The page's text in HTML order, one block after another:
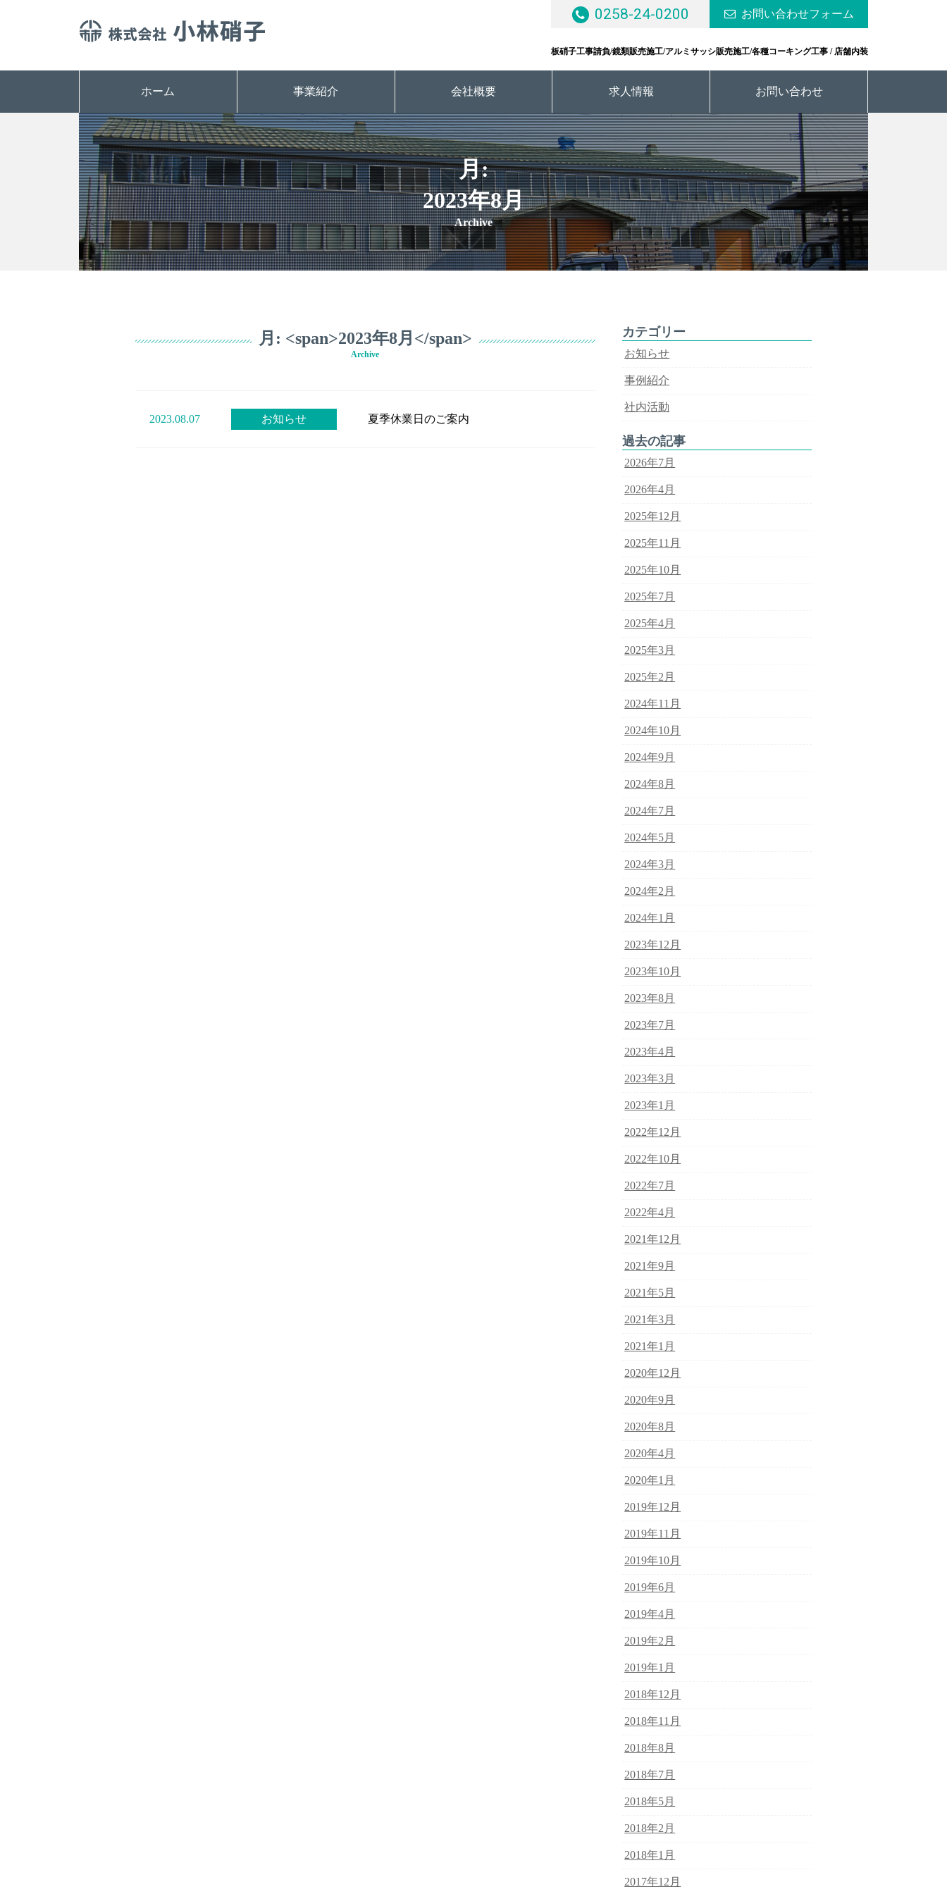
0258-24-0200 お問い合わせフォーム
板硝子工事請負/鏡類販売施工/アルミサッシ販売施工/各種コーキング工事 / 店舗内装
ホーム 事業紹介 会社概要 求人情報 お問い合わせ
月:
2023年8月
Archive
月: <span>2023年8月</span>
Archive
2023.08.07 お知らせ 夏季休業日のご案内
カテゴリー
お知らせ
事例紹介
社内活動
過去の記事
2026年7月
2026年4月
2025年12月
2025年11月
2025年10月
2025年7月
2025年4月
2025年3月
2025年2月
2024年11月
2024年10月
2024年9月
2024年8月
2024年7月
2024年5月
2024年3月
2024年2月
2024年1月
2023年12月
2023年10月
2023年8月
2023年7月
2023年4月
2023年3月
2023年1月
2022年12月
2022年10月
2022年7月
2022年4月
2021年12月
2021年9月
2021年5月
2021年3月
2021年1月
2020年12月
2020年9月
2020年8月
2020年4月
2020年1月
2019年12月
2019年11月
2019年10月
2019年6月
2019年4月
2019年2月
2019年1月
2018年12月
2018年11月
2018年8月
2018年7月
2018年5月
2018年2月
2018年1月
2017年12月